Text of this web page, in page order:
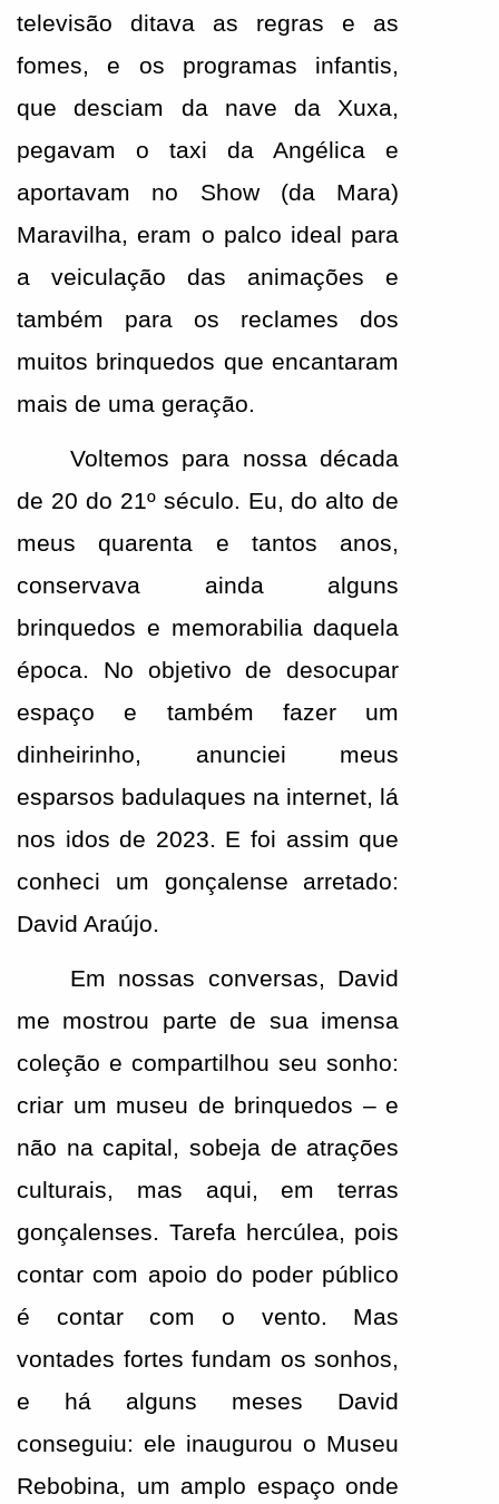
televisão ditava as regras e as
fomes, e os programas infantis,
que desciam da nave da Xuxa,
pegavam o taxi da Angélica e
aportavam no Show (da Mara)
Maravilha, eram o palco ideal para
a veiculação das animações e
também para os reclames dos
muitos brinquedos que encantaram
mais de uma geração.
Voltemos para nossa década
de 20 do 21º século. Eu, do alto de
meus quarenta e tantos anos,
conservava ainda alguns
brinquedos e memorabilia daquela
época. No objetivo de desocupar
espaço e também fazer um
dinheirinho, anunciei meus
esparsos badulaques na internet, lá
nos idos de 2023. E foi assim que
conheci um gonçalense arretado:
David Araújo.
Em nossas conversas, David
me mostrou parte de sua imensa
coleção e compartilhou seu sonho:
criar um museu de brinquedos – e
não na capital, sobeja de atrações
culturais, mas aqui, em terras
gonçalenses. Tarefa hercúlea, pois
contar com apoio do poder público
é contar com o vento. Mas
vontades fortes fundam os sonhos,
e há alguns meses David
conseguiu: ele inaugurou o Museu
Rebobina, um amplo espaço onde